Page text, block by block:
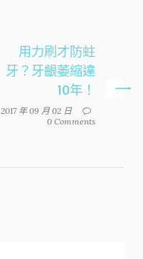
用力刷才防蛀
牙？牙齦萎縮達
10年！
2017 年 09 月 02 日
0 Comments